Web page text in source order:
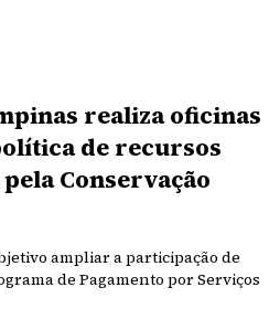
realiza oficinas
de recursos
Conservação
ampliar a participação de
de Pagamento por Serviços